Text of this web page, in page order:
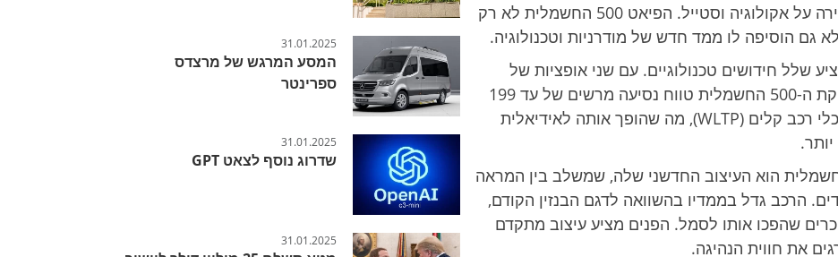
ומהשמיים הכחולים מעל, תוך כדי שמירה על אקולוגיה וסטייל. הפיאט 500 החשמלית לא רק
הוסיפה לו ממד חדש של מודרניות וטכנולוגיה.
שלל חידושים טכנולוגיים. עם שני אופציות של
סוללות, 24 או 42 קילוואט-שעה, מספקת ה-500 החשמלית טווח נסיעה מרשים של עד 199
מיילים לפי המבחן העולמי המאוחד לכלי רכב קלים (WLTP), מה שהופך אותה לאידיאלית
היתרונות הבולטים של ה-500 החשמלית הוא העיצוב החדשני שלה, שמשלב בין המראה
הרכב גדל בממדיו בהשוואה לדגם הבנזין הקודם,
שהפכו אותו לסמל. הפנים מציע עיצוב מתקדם
את חווית הנהיגה.
31.01.2025
המסע המרגש של מרצדס
ספרינטר
31.01.2025
שדרוג נוסף לצאט GPT
31.01.2025